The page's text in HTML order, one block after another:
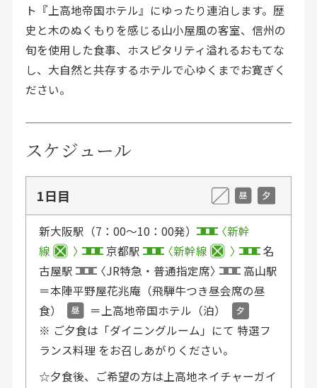
ト『上高地帝国ホテル』にゆったり連泊します。歴
史と木のぬくもりを感じる山小屋風の客室、信州の
旬を使用した食事、ホスピタリティ溢れるおもてな
し、大自然と共存するホテルで心ゆくまでお寛ぎく
ださい。
スケジュール
1日目
新大阪駅（7：00〜10：00発）
新幹
線
京都駅 新幹線
名
古屋駅
JR特急・普通指定席
高山駅
＝本陣平野屋花兆庵（飛騨牛つき昼会席の昼
食）
＝上高地帝国ホテル（泊）
※ ご夕食は「ダイニングルーム」にて 特選フ
ランス料理 をお召しあがりください。
☆夕食後、ご希望の方は上高地ネイチャーガイ